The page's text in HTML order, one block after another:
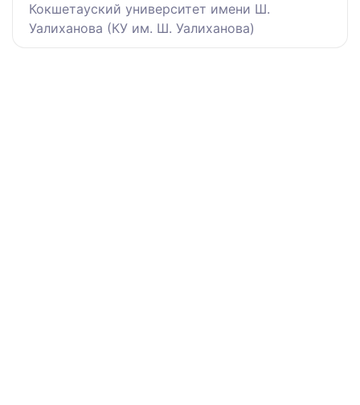
Кокшетауский университет имени Ш.
Уалиханова (КУ им. Ш. Уалиханова)